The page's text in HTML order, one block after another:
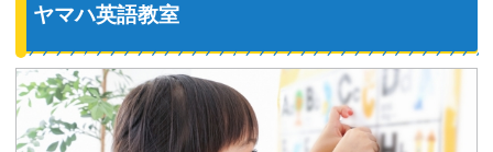
ヤマハ英語教室